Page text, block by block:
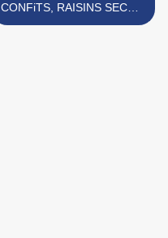
CONFiTS, RAISINS SECS &
PATATE DOUCE >